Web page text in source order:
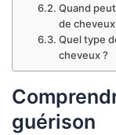
Quand
de cheveux
Quel type
cheveux ?
guérison